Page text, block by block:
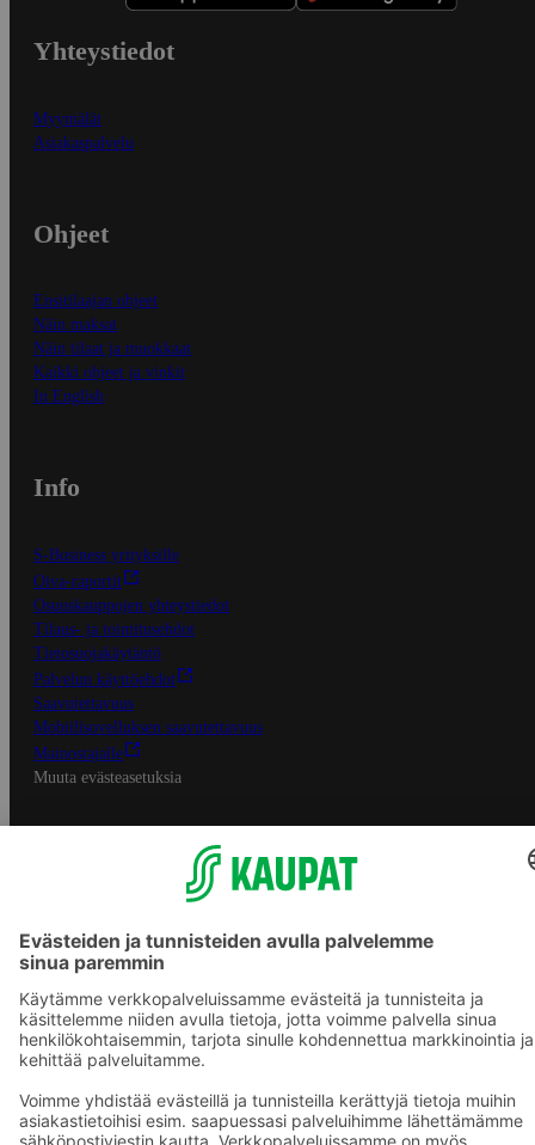
Yhteystiedot
Myymälät
Asiakaspalvelu
Ohjeet
Ensitilaajan ohjeet
Näin maksat
Näin tilaat ja muokkaat
Kaikki ohjeet ja vinkit
In English
Info
S-Business yrityksille
Oiva-raportit
Osuuskauppojen yhteystiedot
Tilaus- ja toimitusehdot
Tietosuojakäytäntö
Palvelun käyttöehdot
Saavutettavuus
Mobiilisovelluksen saavutettavuus
Mainostajalle
Muuta evästeasetuksia
S-ryhmän palvelut
S-ryhmä
Asiakasomistajuus
Yhteishyvä Ruoka -sovellus
S-ostoslista -sovellus
Prisma.fi
Sokos.fi
S-Pankki
Yhteishyvä